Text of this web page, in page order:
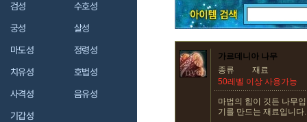
검성
수호성
궁성
살성
마도성
정령성
치유성
호법성
사격성
음유성
기갑성
가르데니아 나무
종류
재료
50레벨 이상 사용가능
마법의 힘이 깃든 나무
기를 만드는 재료입니다.